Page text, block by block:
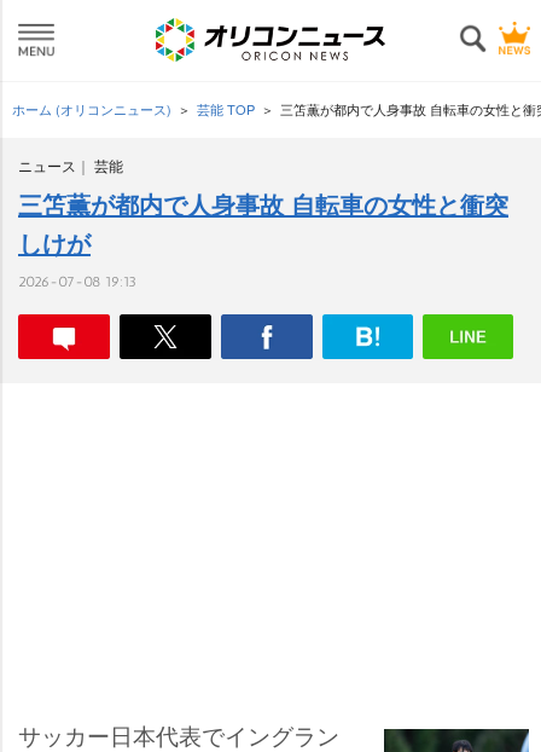
ホーム (オリコンニュース) 芸能 TOP 三笘薫が都内で人身事故 自転車の女性と衝
ニュース 芸能
三笘薫が都内で人身事故 自転車の女性と衝突
しけが
2026-07-08 19:13
サッカー日本代表でイングラン